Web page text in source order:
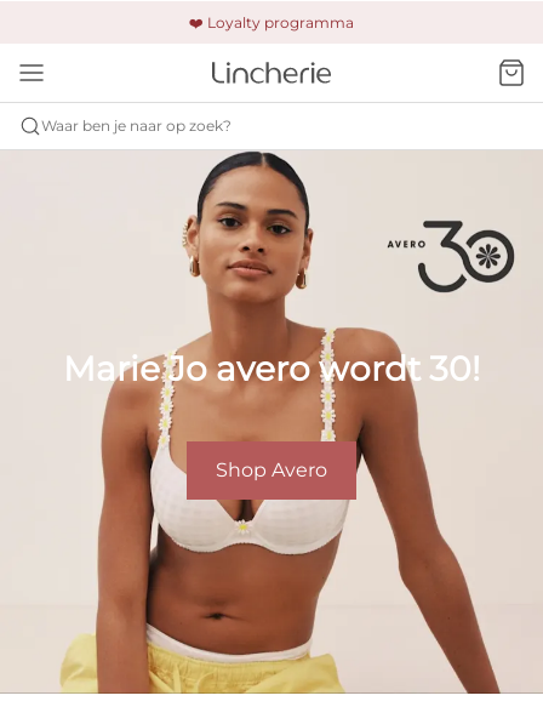
❤️ Loyalty programma
🚚 Gratis verzending & retour
🔒 Altijd veilig betalen
Waar ben je naar op zoek?
Marie Jo avero wordt 30!
Shop Avero